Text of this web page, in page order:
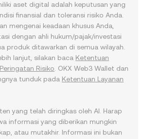
aset digital adalah keputusan yang
finansial dan toleransi risiko Anda.
mengenai keadaan khusus Anda,
dengan ahli hukum/pajak/investasi
produk ditawarkan di semua wilayah.
lanjut, silakan baca Ketentuan
Peringatan Risiko . OKX Web3 Wallet dan
tunduk pada Ketentuan Layanan
yang telah diringkas oleh AI. Harap
informasi yang diberikan mungkin
atau mutakhir. Informasi ini bukan